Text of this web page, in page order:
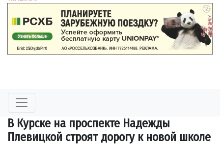
В Курске на проспекте Надежды
Плевицкой строят дорогу к новой школе